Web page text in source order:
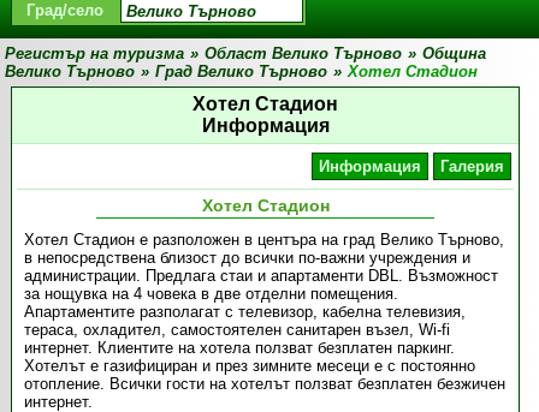
Град/село
Регистър на туризма » Област Велико Търново » Община
Велико Търново » Град Велико Търново » Хотел Стадион
Хотел Стадион
Информация
Информация Галерия
Хотел Стадион
Хотел Стадион е разположен в центъра на град Велико Търново,
в непосредствена близост до всички по-важни учреждения и
администрации. Предлага стаи и апартаменти DBL. Възможност
за нощувка на 4 човека в две отделни помещения.
Апартаментите разполагат с телевизор, кабелна телевизия,
тераса, охладител, самостоятелен санитарен възел, Wi-fi
интернет. Клиентите на хотела ползват безплатен паркинг.
Хотелът е газифициран и през зимните месеци е с постоянно
отопление. Всички гости на хотелът ползват безплатен безжичен
интернет.